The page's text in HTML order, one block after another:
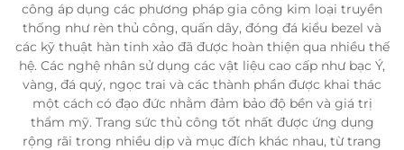
công áp dụng các phương pháp gia công kim loại truyền
thống như rèn thủ công, quấn dây, đóng đá kiểu bezel và
các kỹ thuật hàn tinh xảo đã được hoàn thiện qua nhiều thế
hệ. Các nghệ nhân sử dụng các vật liệu cao cấp như bạc Ý,
vàng, đá quý, ngọc trai và các thành phần được khai thác
một cách có đạo đức nhằm đảm bảo độ bền và giá trị
thẩm mỹ. Trang sức thủ công tốt nhất được ứng dụng
rộng rãi trong nhiều dịp và mục đích khác nhau, từ trang